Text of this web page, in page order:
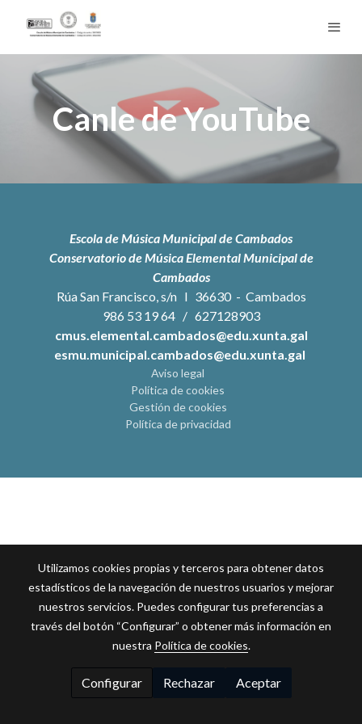
Canle de YouTube
Escola de Música Municipal de Cambados
Conservatorio de Música Elemental Municipal de
Cambados
Rúa San Francisco, s/n l 36630 - Cambados
986 53 19 64 / 627128903
cmus.elemental.cambados@edu.xunta.gal
esmu.municipal.cambados@edu.xunta.gal
Aviso legal
Política de cookies
Gestión de cookies
Política de privacidad
Utilizamos cookies propias y terceros para obtener datos
estadísticos de la navegación de nuestros usuarios y mejorar
nuestros servicios. Puedes configurar tus preferencias a
través del botón “Configurar” o obtener más información en
nuestra Política de cookies.
Configurar Rechazar Aceptar